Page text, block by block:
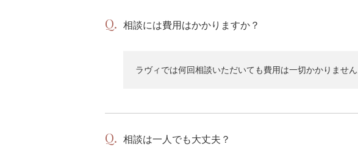
相談には費用はかかりますか？
ラヴィでは何回相談いただいても費用は一切かかりませ
相談は一人でも大丈夫？